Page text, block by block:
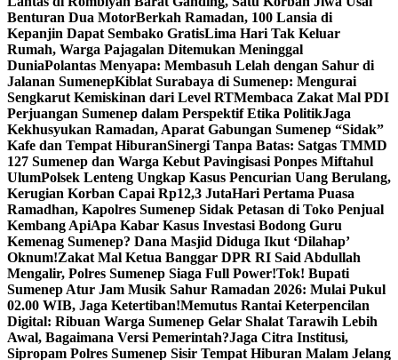
Benturan Dua MotorBerkah Ramadan, 100 Lansia di
Kepanjin Dapat Sembako GratisLima Hari Tak Keluar
Rumah, Warga Pajagalan Ditemukan Meninggal
DuniaPolantas Menyapa: Membasuh Lelah dengan Sahur di
Jalanan SumenepKiblat Surabaya di Sumenep: Mengurai
Sengkarut Kemiskinan dari Level RTMembaca Zakat Mal PDI
Perjuangan Sumenep dalam Perspektif Etika PolitikJaga
Kekhusyukan Ramadan, Aparat Gabungan Sumenep “Sidak”
Kafe dan Tempat HiburanSinergi Tanpa Batas: Satgas TMMD
127 Sumenep dan Warga Kebut Pavingisasi Ponpes Miftahul
UlumPolsek Lenteng Ungkap Kasus Pencurian Uang Berulang,
Kerugian Korban Capai Rp12,3 JutaHari Pertama Puasa
Ramadhan, Kapolres Sumenep Sidak Petasan di Toko Penjual
Kembang ApiApa Kabar Kasus Investasi Bodong Guru
Kemenag Sumenep? Dana Masjid Diduga Ikut ‘Dilahap’
Oknum!Zakat Mal Ketua Banggar DPR RI Said Abdullah
Mengalir, Polres Sumenep Siaga Full Power!Tok! Bupati
Sumenep Atur Jam Musik Sahur Ramadan 2026: Mulai Pukul
02.00 WIB, Jaga Ketertiban!Memutus Rantai Keterpencilan
Digital: Ribuan Warga Sumenep Gelar Shalat Tarawih Lebih
Awal, Bagaimana Versi Pemerintah?Jaga Citra Institusi,
Sipropam Polres Sumenep Sisir Tempat Hiburan Malam Jelang